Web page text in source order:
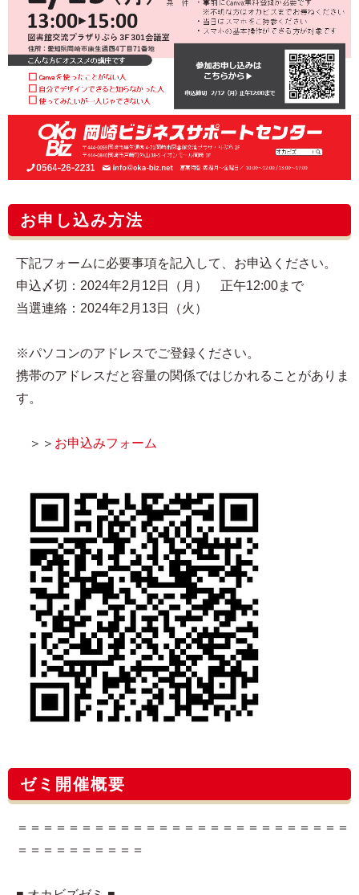
お申し込み方法
下記フォームに必要事項を記入して、お申込ください。
申込〆切：2024年2月12日（月） 正午12:00まで
当選連絡：2024年2月13日（火）
※パソコンのアドレスでご登録ください。
携帯のアドレスだと容量の関係ではじかれることがありま
す。
＞＞ お申込みフォーム
ゼミ開催概要
＝＝＝＝＝＝＝＝＝＝＝＝＝＝＝＝＝＝＝＝＝＝＝＝＝＝
＝＝＝＝＝＝＝＝＝＝